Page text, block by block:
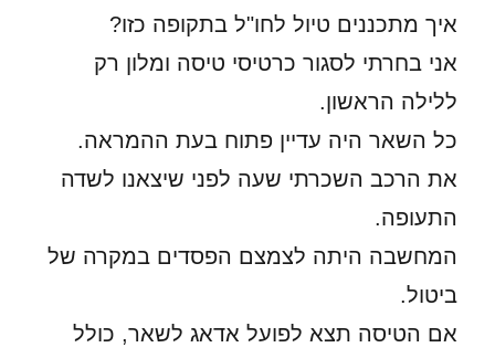
איך מתכננים טיול לחו"ל בתקופה כזו?
אני בחרתי לסגור כרטיסי טיסה ומלון רק
ללילה הראשון.
כל השאר היה עדיין פתוח בעת ההמראה.
את הרכב השכרתי שעה לפני שיצאנו לשדה
התעופה.
המחשבה היתה לצמצם הפסדים במקרה של
ביטול.
אם הטיסה תצא לפועל אדאג לשאר, כולל